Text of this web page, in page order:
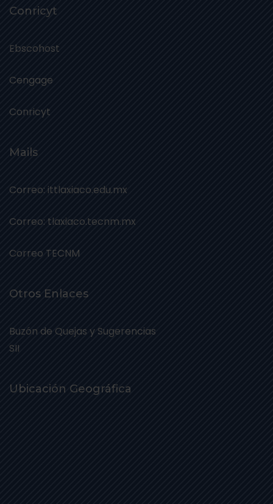
Conricyt
Ebscohost
Cengage
Conricyt
Mails
Correo: ittlaxiaco.edu.mx
Correo: tlaxiaco.tecnm.mx
Correo TECNM
Otros Enlaces
Buzón de Quejas y Sugerencias
SII
Ubicación Geográfica